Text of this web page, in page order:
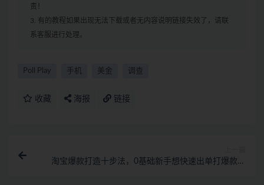
责！
3. 有的教程如果出现无法下载或者无内容说明链接失效了，请联
系客服进行处理。
Poll Play 手机 美金 调查
收藏 海报 链接
淘宝爆款打造十步法，0基础新手想快速出单打爆款，